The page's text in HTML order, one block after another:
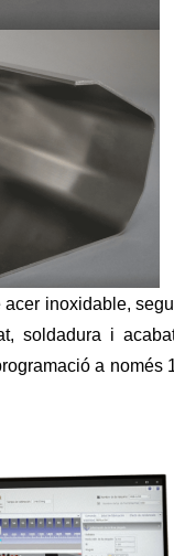
acer inoxidable,
soldadura i
a